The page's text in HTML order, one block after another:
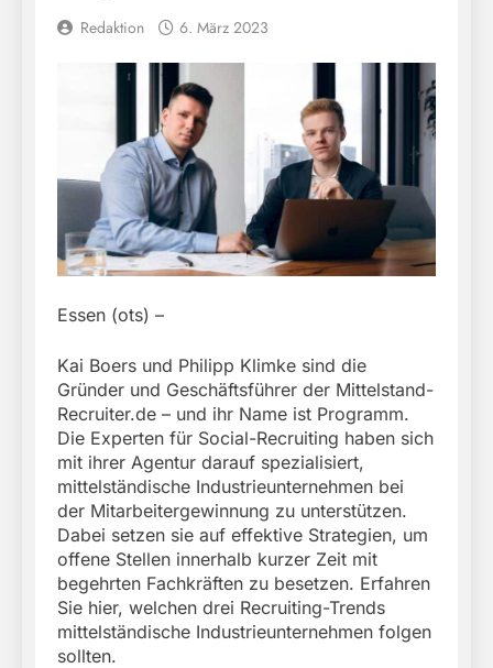
Redaktion 6. März 2023
Essen (ots) –
Kai Boers und Philipp Klimke sind die
Gründer und Geschäftsführer der Mittelstand-
Recruiter.de – und ihr Name ist Programm.
Die Experten für Social-Recruiting haben sich
mit ihrer Agentur darauf spezialisiert,
mittelständische Industrieunternehmen bei
der Mitarbeitergewinnung zu unterstützen.
Dabei setzen sie auf effektive Strategien, um
offene Stellen innerhalb kurzer Zeit mit
begehrten Fachkräften zu besetzen. Erfahren
Sie hier, welchen drei Recruiting-Trends
mittelständische Industrieunternehmen folgen
sollten.